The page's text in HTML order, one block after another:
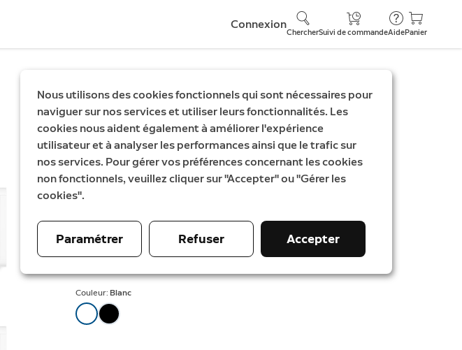
Connexion
ChercherSuivi de commandeAidePanier
Économisez €219
Lot de 4 caméras Spotlight
Plus solaires
Spotlight Cam Plus
Maintenant
619,99 €
Efficacité énergétique et fiche produit
Couleur: Blanc
Nous utilisons des cookies fonctionnels qui sont nécessaires pour
naviguer sur nos services et utiliser leurs fonctionnalités. Les
cookies nous aident également à améliorer l'expérience
utilisateur et à analyser les performances ainsi que le trafic sur
nos services. Pour gérer vos préférences concernant les cookies
non fonctionnels, veuillez cliquer sur "Accepter" ou "Gérer les
cookies".
Paramétrer Refuser Accepter